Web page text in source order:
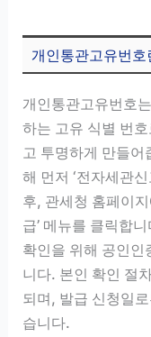
개인통관고유번
개인통관고유번호
하는 고유 식별 번
고 투명하게 만들어
해 먼저 ‘전자세관
후, 관세청 홈페이
급’ 메뉴를 클릭합
확인을 위해 공인인
니다. 본인 확인 절
되며, 발급 신청일
습니다.